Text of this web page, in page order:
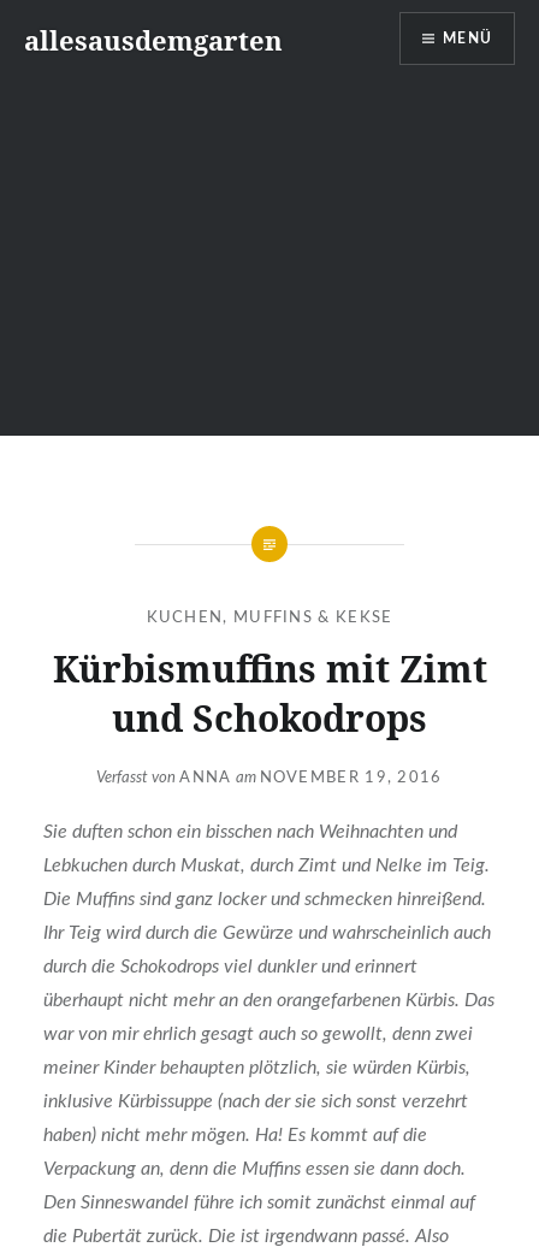
Inhaltallesausdemgarten MENÜ
KUCHEN, MUFFINS & KEKSE
Kürbismuffins mit Zimt
und Schokodrops
Verfasst vonANNA am NOVEMBER 19, 2016
Sie duften schon ein bisschen nach Weihnachten und
Lebkuchen durch Muskat, durch Zimt und Nelke im Teig.
Die Muffins sind ganz locker und schmecken hinreißend.
Ihr Teig wird durch die Gewürze und wahrscheinlich auch
durch die Schokodrops viel dunkler und erinnert
überhaupt nicht mehr an den orangefarbenen Kürbis. Das
war von mir ehrlich gesagt auch so gewollt, denn zwei
meiner Kinder behaupten plötzlich, sie würden Kürbis,
inklusive Kürbissuppe (nach der sie sich sonst verzehrt
haben) nicht mehr mögen. Ha! Es kommt auf die
Verpackung an, denn die Muffins essen sie dann doch.
Den Sinneswandel führe ich somit zunächst einmal auf
die Pubertät zurück. Die ist irgendwann passé. Also